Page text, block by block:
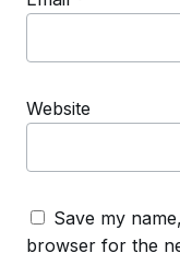
Website
Save my
browser for the